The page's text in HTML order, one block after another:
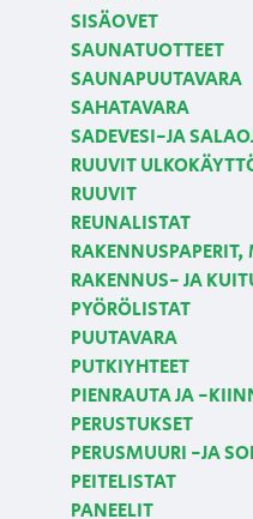
SISÄOVET
SAUNATUOTTEET
SAUNAPUUTAVARA
SAHATAVARA
SADEVESI-JA
RUUVIT
RUUVIT
REUNALISTAT
RAKENNUS- JA
PYÖRÖLISTAT
PUUTAVARA
PUTKIYHTEET
PIENRAUTA JA -
PERUSTUKSET
PERUSMUURI -JA
PEITELISTAT
PANEELIT